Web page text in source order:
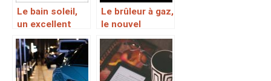
Le bain soleil,
un excellent
moyen de
pouvoir prendre
du soleil pour
le bien-être de
Le brûleur à gaz,
le nouvel
élément dont
vous aurez
besoin en
randonnée